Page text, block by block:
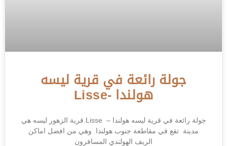
جولة رائعة في قرية ليسه
هولندا -Lisse
جولة رائعة في قرية ليسه هولندا – Lisse ‎.قرية الزهور ليسه هي
مدينة تقع في مقاطعة جنوب هولندا وهي من افضل اماكن
الريف الهولندي المسافرون